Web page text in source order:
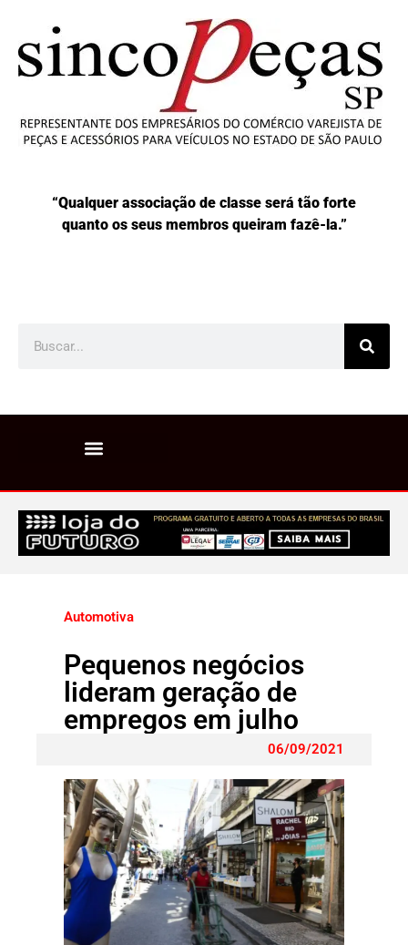
“Qualquer associação de classe será tão forte
quanto os seus membros queiram fazê-la.”
Automotiva
Pequenos negócios
lideram geração de
empregos em julho
06/09/2021